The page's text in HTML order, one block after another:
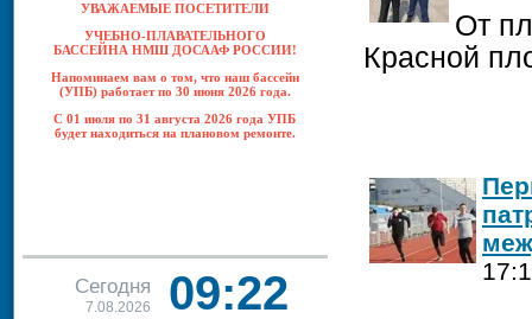
УВАЖАЕМЫЕ ПОСЕТИТЕЛИ
УЧЕБНО-ПЛАВАТЕЛЬНОГО
БАССЕЙНА НМШ ДОСААФ РОССИИ!
Напоминаем вам о том, что наш бассейн
(УПБ) работает по 30 июня 2026 года.
С 01 июля по 31 августа 2026 года УПБ
будет находиться на плановом ремонте.
Cегодня
7.08.2026 09:22
От
Красной